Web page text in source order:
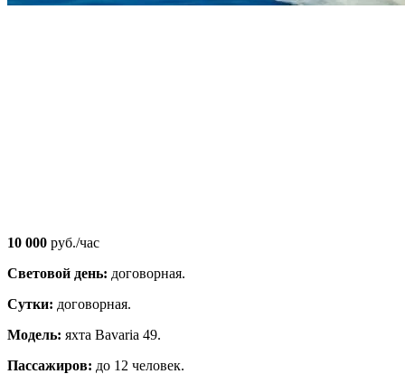
10 000 руб./час
Световой день: договорная.
Сутки: договорная.
Модель: яхта Bavaria 49.
Пассажиров: до 12 человек.